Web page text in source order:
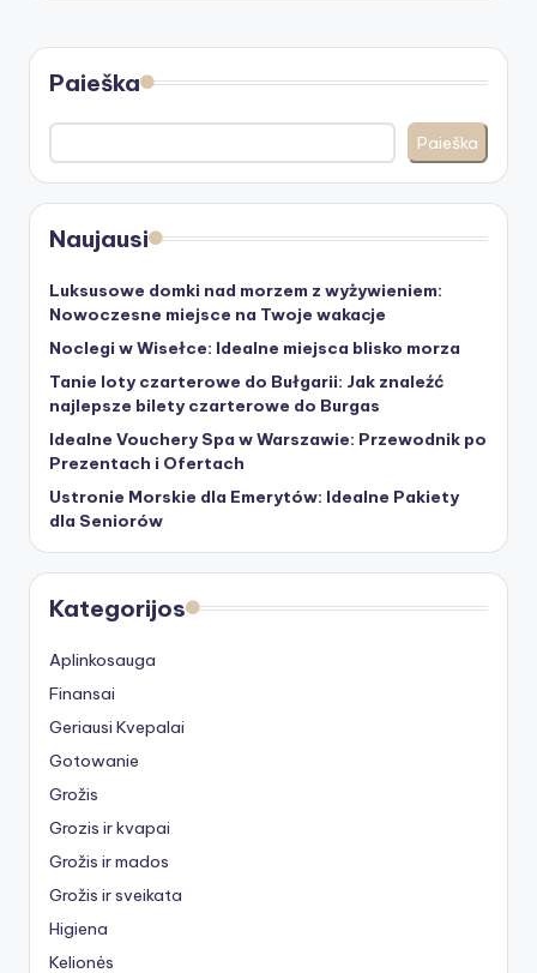
Paieška
Paieška
Naujausi
Luksusowe domki nad morzem z wyżywieniem:
Nowoczesne miejsce na Twoje wakacje
Noclegi w Wisełce: Idealne miejsca blisko morza
Tanie loty czarterowe do Bułgarii: Jak znaleźć
najlepsze bilety czarterowe do Burgas
Idealne Vouchery Spa w Warszawie: Przewodnik po
Prezentach i Ofertach
Ustronie Morskie dla Emerytów: Idealne Pakiety
dla Seniorów
Kategorijos
Aplinkosauga
Finansai
Geriausi Kvepalai
Gotowanie
Grožis
Grozis ir kvapai
Grožis ir mados
Grožis ir sveikata
Higiena
Kelionės